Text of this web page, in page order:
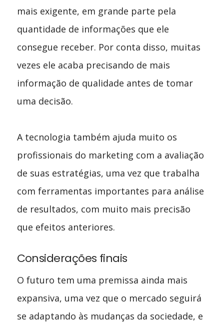
mais exigente, em grande parte pela
quantidade de informações que ele
consegue receber. Por conta disso, muitas
vezes ele acaba precisando de mais
informação de qualidade antes de tomar
uma decisão.
A tecnologia também ajuda muito os
profissionais do marketing com a avaliação
de suas estratégias, uma vez que trabalha
com ferramentas importantes para análise
de resultados, com muito mais precisão
que efeitos anteriores.
Considerações finais
O futuro tem uma premissa ainda mais
expansiva, uma vez que o mercado seguirá
se adaptando às mudanças da sociedade, e